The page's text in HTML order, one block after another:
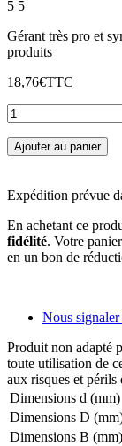
5 5
Gérant très pro et
produits
18,76€TTC
Ajouter au panier
Expédition prévue
En achetant ce
fidélité. Votre
en un bon de
Nous
Produit non adapté
toute utilisation de
aux risques et périls
Dimensions d (mm)
Dimensions D
Dimensions B (mm)